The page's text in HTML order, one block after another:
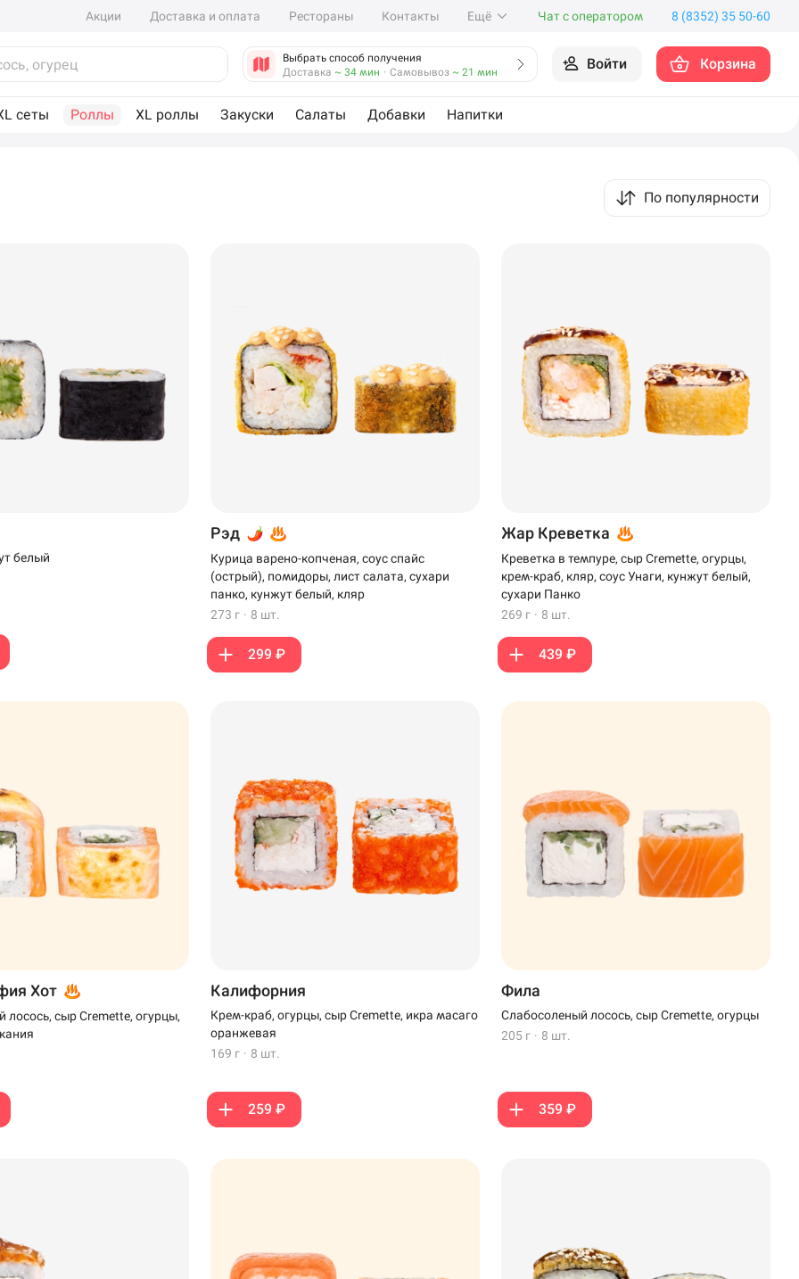
Акции Доставка и оплата Рестораны Контакты Ещё Чат с оператором 8 (8352) 35 50-60
Выбрать способ получения
Доставка ~ 34 мин · Самовывоз ~ 21 мин Войти Корзина
сеты Роллы XL роллы Закуски Салаты Добавки Напитки
По популярности
белый
Рэд
Курица варено-копченая, соус спайс
(острый), помидоры, лист салата, сухари
панко, кунжут белый, кляр
273 г · 8 шт.
299 ₽
Жар Креветка
Креветка в темпуре, сыр Cremette, огурцы,
крем-краб, кляр, соус Унаги, кунжут белый,
сухари Панко
269 г · 8 шт.
439 ₽
Хот
лосось, сыр Cremette, огурцы,
Калифорния
Крем-краб, огурцы, сыр Cremette, икра масаго
оранжевая
169 г · 8 шт.
259 ₽
Фила
Слабосоленый лосось, сыр Cremette, огурцы
205 г · 8 шт.
359 ₽